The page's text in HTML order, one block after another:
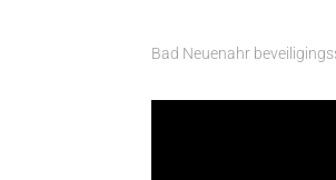
Bad Neuenahr